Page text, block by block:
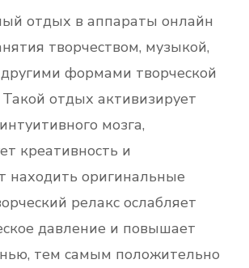
отдых в аппараты онлайн
творчеством, музыкой,
формами творческой
отдых активизирует
мозга,
креативность и
находить оригинальные
релакс ослабляет
давление и повышает
тем самым положительно